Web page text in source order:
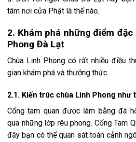
tâm nơi cửa Phật là thế nào.
2. Khám phá những điểm
Phong Đà Lạt
Chùa Linh Phong có rất nhiều điều
gian khám phá và thưởng thức.
2.1. Kiến trúc chùa Linh Phong như
Cổng tam quan được làm bằng đá
qua những lớp rêu phong. Cổng Tam
đây bạn có thể quan sát toàn cảnh